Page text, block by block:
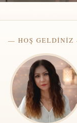
— HOŞ